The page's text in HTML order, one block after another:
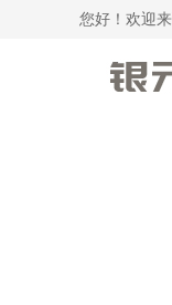
您好！欢迎